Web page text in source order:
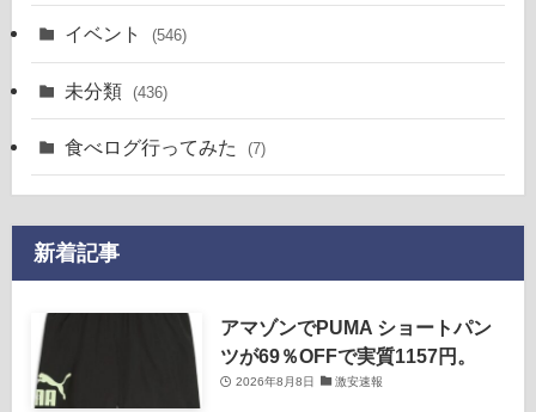
イベント (546)
未分類 (436)
食べログ行ってみた (7)
新着記事
アマゾンでPUMA ショートパン
ツが69％OFFで実質1157円。
2026年8月8日 激安速報